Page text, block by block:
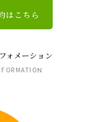
はこちら
ォメーション